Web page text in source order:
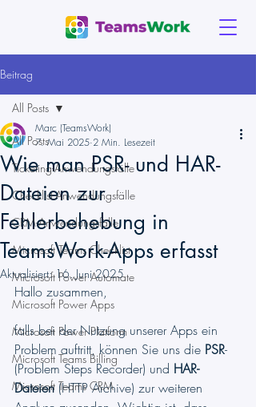
Beitrag
All Posts
Ticketing-Anwendungsfälle
Checklist-Anwendungsfälle
CRM-Anwendungsfälle
Microsoft Teams Checklist
Microsoft Power Automate
Microsoft Power Apps
Microsoft Power Platform
Microsoft Teams Billing
Microsoft Teams CRM
All Posts
Wie man PSR- und HAR-
Dateien zur
Fehlerbehebung in
TeamsWork-Apps erfasst
Marc (TeamsWork)
7. Mai 2025 2 Min. Lesezeit
Aktualisiert:16. Juni 2025
Hallo zusammen,
falls bei der Nutzung unserer Apps ein
Problem auftritt, können Sie uns die PSR-
(Problem Steps Recorder) und HAR-
Dateien (HTTP Archive) zur weiteren